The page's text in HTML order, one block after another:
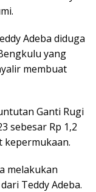
Adeba diduga
yang
membuat
Ganti Rugi
sebesar Rp 1,2
kepermukaan.
melakukan
Teddy Adeba.